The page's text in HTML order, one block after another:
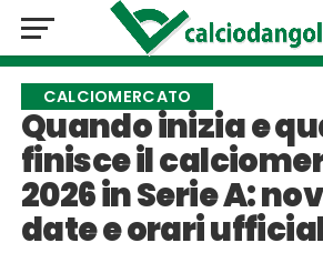
CALCIOMERCATO
Quando inizia e
finisce il
2026 in Serie A:
date e orari